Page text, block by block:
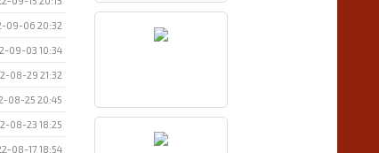
09-06 20:32
09-03 10:34
08-29 21:32
08-25 20:45
08-23 18:25
08-17 18:54